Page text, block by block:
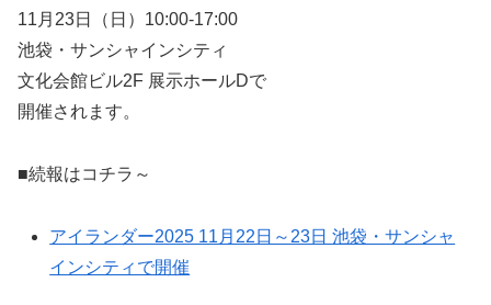
11月23日（日）10:00-17:00
池袋・サンシャインシティ
文化会館ビル2F 展示ホールDで
開催されます。
■続報はコチラ～
アイランダー2025 11月22日～23日 池袋・サンシャ
インシティで開催